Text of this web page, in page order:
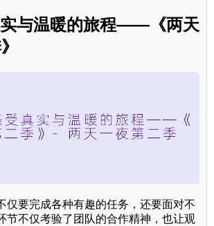
与温暖的旅程——《两天
仅要完成各种有趣的任务，还要面对不
节不仅考验了团队的合作精神，也让观